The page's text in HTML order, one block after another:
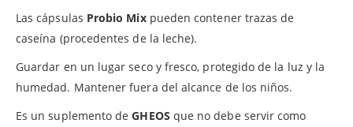
Las cápsulas Probio Mix pueden contener trazas de
caseína (procedentes de la leche).
Guardar en un lugar seco y fresco, protegido de la luz y la
humedad. Mantener fuera del alcance de los niños.
Es un suplemento deGHEOS que no debe servir como